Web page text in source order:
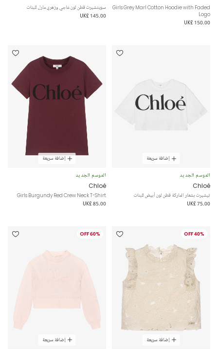
Girls Grey Marl Cotton Hoodie with Faded
Logo
UK£ 150.00
سويتشيرت قطن لون عاجي وزهري مارل للبنات
UK£ 145.00
إضافة سريعة
الموسم الجديد
Chloé
تيشيرت بشعار الماركة قطن لون أبيض للبنات
UK£ 75.00
إضافة سريعة
الموسم الجديد
Chloé
Girls Burgundy Red Crew Neck T-Shirt
UK£ 85.00
40% OFF
إضافة سريعة
60% OFF
إضافة سريعة